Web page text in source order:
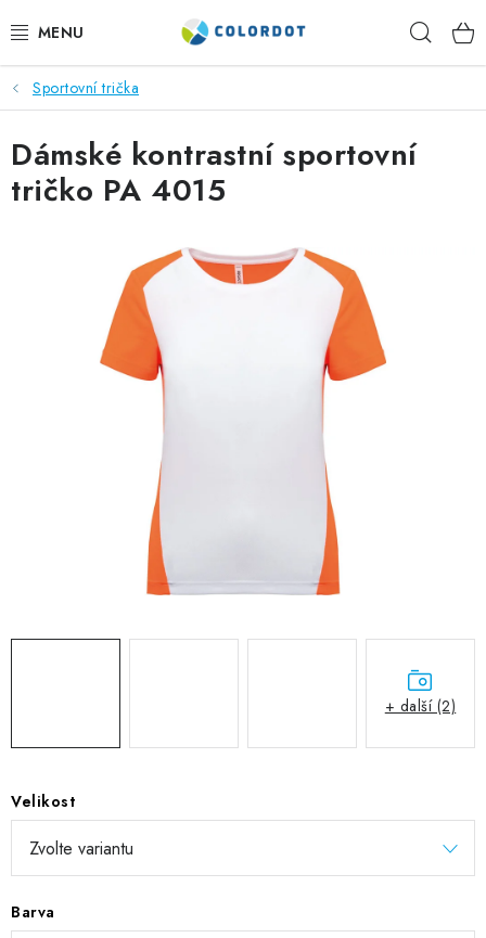
na
REKLAMNÍ TEXTIL
REKLAMNÍ PŘEDMĚTY
ČEPICE A DOPLŇKY
PRACOVNÍ OBLEČENÍ
POTISK TEXTILU
REFLEXNÍ NAŽEHLOVAČKY
TEXTIL S VLASTNÍM POTISKEM
Výměna/vrácení zboží
Vánoční trička
Kontakty
Akce a slevy
Sportovní trička
Velikost
Barva
Dámské kontrastní sportovní
tričko PA 4015
+ další (2)